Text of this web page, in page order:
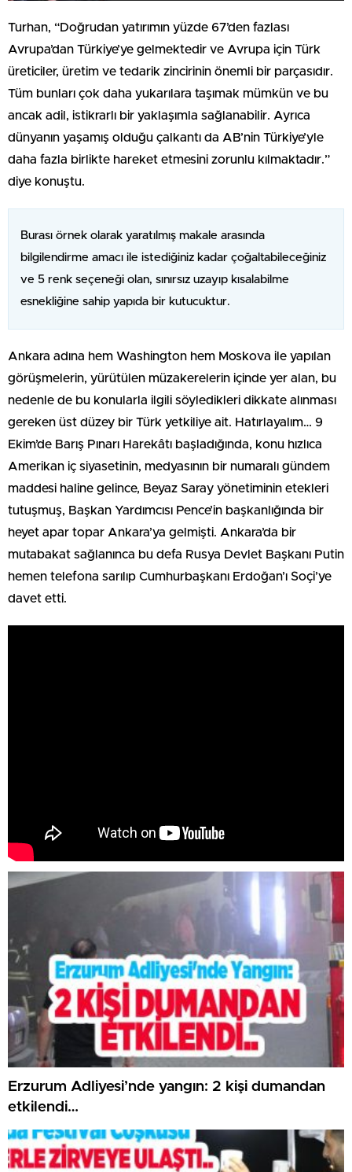
Turhan, “Doğrudan yatırımın yüzde 67’den fazlası
Avrupa’dan Türkiye’ye gelmektedir ve Avrupa için Türk
üreticiler, üretim ve tedarik zincirinin önemli bir parçasıdır.
Tüm bunları çok daha yukarılara taşımak mümkün ve bu
ancak adil, istikrarlı bir yaklaşımla sağlanabilir. Ayrıca
dünyanın yaşamış olduğu çalkantı da AB’nin Türkiye’yle
daha fazla birlikte hareket etmesini zorunlu kılmaktadır.”
diye konuştu.
Burası örnek olarak yaratılmış makale arasında
bilgilendirme amacı ile istediğiniz kadar çoğaltabileceğiniz
ve 5 renk seçeneği olan, sınırsız uzayıp kısalabilme
esnekliğine sahip yapıda bir kutucuktur.
Ankara adına hem Washington hem Moskova ile yapılan
görüşmelerin, yürütülen müzakerelerin içinde yer alan, bu
nedenle de bu konularla ilgili söyledikleri dikkate alınması
gereken üst düzey bir Türk yetkiliye ait. Hatırlayalım… 9
Ekim’de Barış Pınarı Harekâtı başladığında, konu hızlıca
Amerikan iç siyasetinin, medyasının bir numaralı gündem
maddesi haline gelince, Beyaz Saray yönetiminin etekleri
tutuşmuş, Başkan Yardımcısı Pence’in başkanlığında bir
heyet apar topar Ankara’ya gelmişti. Ankara’da bir
mutabakat sağlanınca bu defa Rusya Devlet Başkanı Putin
hemen telefona sarılıp Cumhurbaşkanı Erdoğan’ı Soçi’ye
davet etti.
Erzurum Adliyesi’nde yangın: 2 kişi dumandan
etkilendi…